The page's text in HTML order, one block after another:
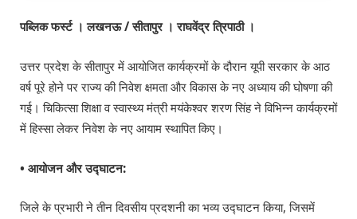
पब्लिक फर्स्ट । लखनऊ / सीतापुर । राघवेंद्र त्रिपाठी ।
उत्तर प्रदेश के सीतापुर में आयोजित कार्यक्रमों के दौरान यूपी सरकार के आठ
वर्ष पूरे होने पर राज्य की निवेश क्षमता और विकास के नए अध्याय की घोषणा की
गई। चिकित्सा शिक्षा व स्वास्थ्य मंत्री मयंकेश्वर शरण सिंह ने विभिन्न कार्यक्रमों
में हिस्सा लेकर निवेश के नए आयाम स्थापित किए।
• आयोजन और उद्घाटन:
जिले के प्रभारी ने तीन दिवसीय प्रदशनी का भव्य उद्घाटन किया, जिसमें